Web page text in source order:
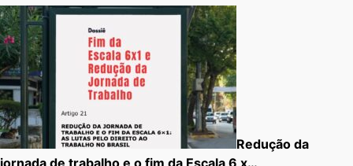
Redução da
jornada de trabalho e o fim da Escala 6 x…